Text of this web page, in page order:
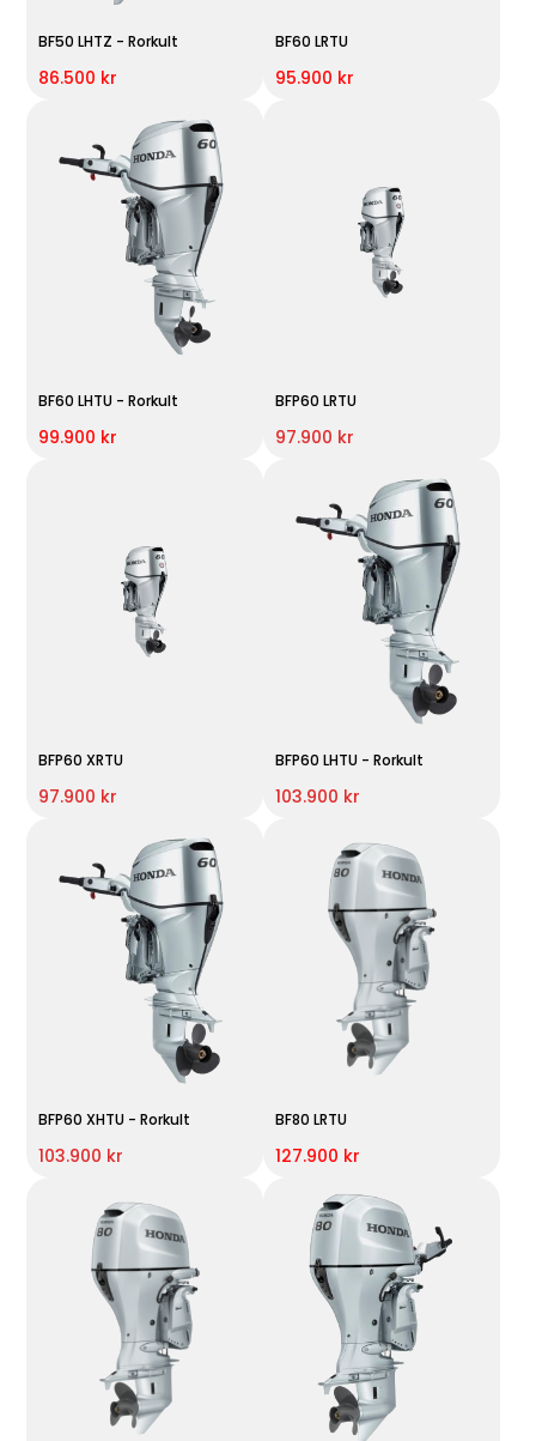
BF50 LHTZ - Rorkult
86.500 kr
BF60 LRTU
95.900 kr
BF60 LHTU - Rorkult
99.900 kr
BFP60 LRTU
97.900 kr
BFP60 XRTU
97.900 kr
BFP60 LHTU - Rorkult
103.900 kr
BFP60 XHTU - Rorkult
103.900 kr
BF80 LRTU
127.900 kr